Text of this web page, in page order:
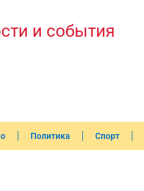
и события
Политика Спорт